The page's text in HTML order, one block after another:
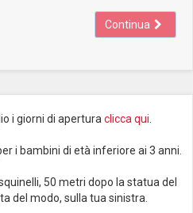
Continua
i giorni di aperturaclicca qui.
i bambini di età inferiore ai 3 anni.
50 metri dopo la statua del
del modo, sulla tua sinistra.